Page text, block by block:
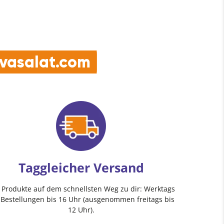
Taggleicher Versand
auf dem schnellsten Weg zu dir: Werktags
bis 16 Uhr (ausgenommen freitags bis
12 Uhr).